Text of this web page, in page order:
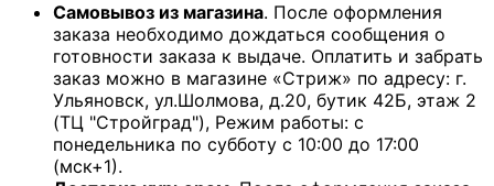
Самовывоз из магазина. После оформления
заказа необходимо дождаться сообщения о
готовности заказа к выдаче. Оплатить и забрать
заказ можно в магазине «Стриж» по адресу: г.
Ульяновск, ул.Шолмова, д.20, бутик 42Б, этаж 2
(ТЦ "Стройград"), Режим работы: с
понедельника по субботу с 10:00 до 17:00
(мск+1).